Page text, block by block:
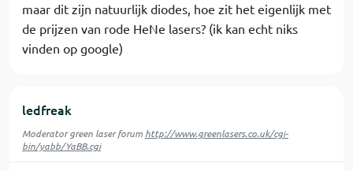
maar dit zijn natuurlijk diodes, hoe zit het eigenlijk met
de prijzen van rode HeNe lasers? (ik kan echt niks
vinden op google)
ledfreak
Moderator green laser forum http://www.greenlasers.co.uk/cgi-
bin/yabb/YaBB.cgi